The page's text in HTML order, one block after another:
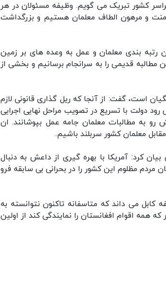
کشور تبریک می گویم. وظیفه مسئولان در هر
و مرهون الطاف معلمان هستیم و بزرگداشت
رتبه بندی معلمان و عمل به وعده های بر زمین
قدیمی را به سرانجام برسانیم و بخشی از
است، گفت: از آنجا که ریل گذاری قانونی لازم
دولت با تسریع در تصویب مراحل نهایی اجرایی
به مطالبات معلمان جامه عمل بپوشانند. ان
معلمان کشور سربلند باشیم.
کرد: آمریکا با بهره گیری از داعش به دنبال
مردم مظلوم این کشور را در بحرانی بی سابقه فرو
کابل می داند که متاسفانه تاکنون نتوانسته به
همه اقوام افغانستان را نمایندگی کند از اولین